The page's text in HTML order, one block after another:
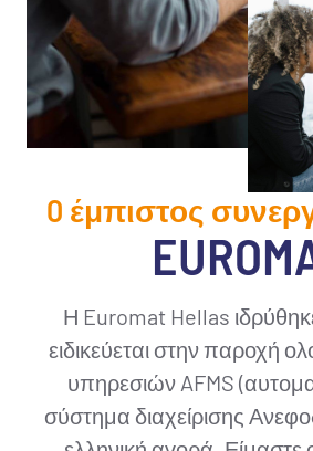
O έμπιστος
Η Euromat Hellas
ειδικεύεται στην παροχή
υπηρεσιών AFMS
σύστημα διαχείρισης